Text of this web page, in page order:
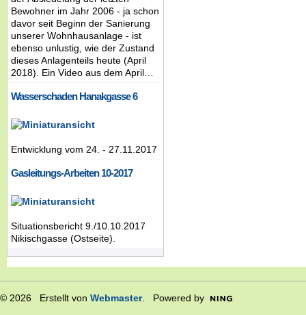
Bewohner im Jahr 2006 - ja schon
davor seit Beginn der Sanierung
unserer Wohnhausanlage - ist
ebenso unlustig, wie der Zustand
dieses Anlagenteils heute (April
2018). Ein Video aus dem April…
Wasserschaden Hanakgasse 6
Entwicklung vom 24. - 27.11.2017
Gasleitungs-Arbeiten 10-2017
Situationsbericht 9./10.10.2017
Nikischgasse (Ostseite).
© 2026 Erstellt von Webmaster. Powered by